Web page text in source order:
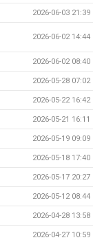
2026-06-03 21:39
2026-06-02 14:44
2026-06-02 08:40
2026-05-28 07:02
2026-05-22 16:42
2026-05-21 16:11
2026-05-19 09:09
2026-05-18 17:40
2026-05-17 20:27
2026-05-12 08:44
2026-04-28 13:58
2026-04-27 10:59